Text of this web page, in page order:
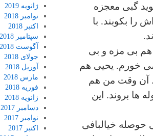
گبی معجزه
بکوبند. با
هم بی مزه و بی
می خورم. یحیی هم
آن وقت من هم
ها بروند. این
حوصله خیالبافی
ژانویه 2019
نوامبر 2018
اکتبر 2018
سپتامبر 2018
آگوست 2018
جولای 2018
آوریل 2018
مارس 2018
فوریه 2018
ژانویه 2018
دسامبر 2017
نوامبر 2017
اکتبر 2017